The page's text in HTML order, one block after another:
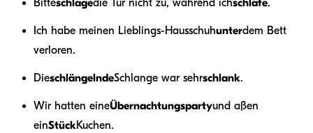
Bitteschlagedie Tür nicht zu, während ichschlafe.
Ich habe meinen Lieblings-Hausschuhunterdem Bett
verloren.
DieschlängelndeSchlange war sehrschlank.
Wir hatten eineÜbernachtungspartyund aßen
einStückKuchen.